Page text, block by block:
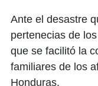
Ante el desastre
pertenecias de
que se facilitó la
familiares de los
Honduras.